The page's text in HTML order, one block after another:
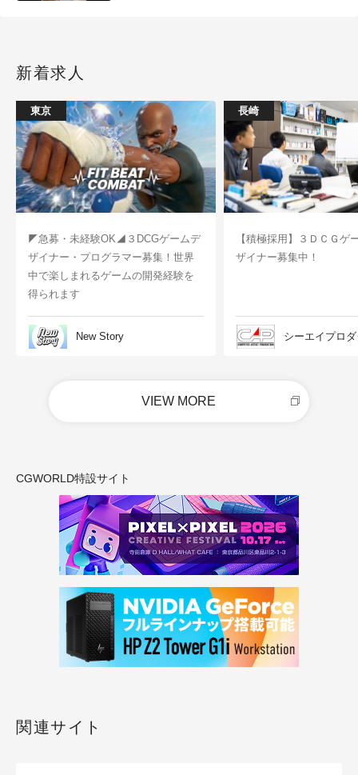
新着求人
東京
◤急募・未経験OK◢３DCGゲームデ
ザイナー・プログラマー募集！世界
中で楽しまれるゲームの開発経験を
得られます
New Story
長崎
【積極採用】３ＤＣＧゲ
ザイナー募集中！
シーエイプロ
VIEW MORE
CGWORLD特設サイト
関連サイト